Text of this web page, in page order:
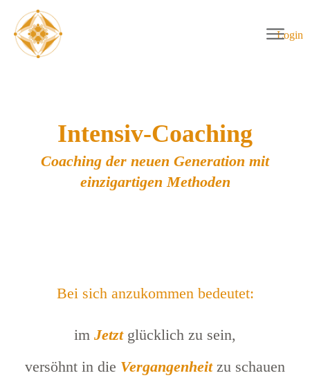
Login
Intensiv-Coaching
Coaching der neuen Generation mit
einzigartigen Methoden
Bei sich anzukommen bedeutet:
im Jetzt glücklich zu sein,
versöhnt in die Vergangenheit zu schauen